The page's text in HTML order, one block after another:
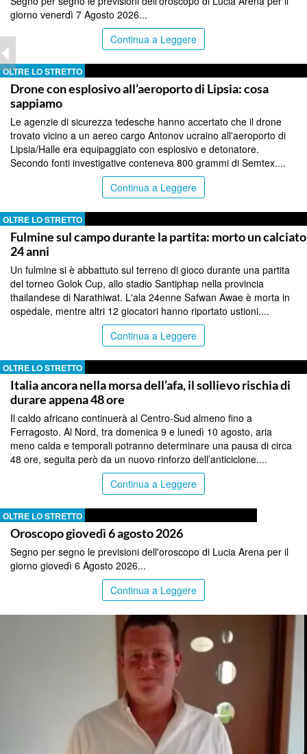
giorno venerdì 7 Agosto 2026...
Continua a Leggere
OLTRE LO STRETTO
Drone con esplosivo all’aeroporto di Lipsia: cosa
sappiamo
Le agenzie di sicurezza tedesche hanno accertato che il drone
trovato vicino a un aereo cargo Antonov ucraino all'aeroporto di
Lipsia/Halle era equipaggiato con esplosivo e detonatore.
Secondo fonti investigative conteneva 800 grammi di Semtex....
Continua a Leggere
OLTRE LO STRETTO
Fulmine sul campo durante la partita: morto un
24 anni
Un fulmine si è abbattuto sul terreno di gioco durante una partita
del torneo Golok Cup, allo stadio Santiphap nella provincia
thailandese di Narathiwat. L'ala 24enne Safwan Awae è morta in
ospedale, mentre altri 12 giocatori hanno riportato ustioni....
Continua a Leggere
OLTRE LO STRETTO
Italia ancora nella morsa dell’afa, il sollievo rischia di
durare appena 48 ore
Il caldo africano continuerà al Centro-Sud almeno fino a
Ferragosto. Al Nord, tra domenica 9 e lunedì 10 agosto, aria
meno calda e temporali potranno determinare una pausa di circa
48 ore, seguita però da un nuovo rinforzo dell’anticiclone....
Continua a Leggere
OLTRE LO STRETTO
Oroscopo giovedì 6 agosto 2026
Segno per segno le previsioni dell'oroscopo di Lucia Arena per il
giorno giovedì 6 Agosto 2026...
Continua a Leggere